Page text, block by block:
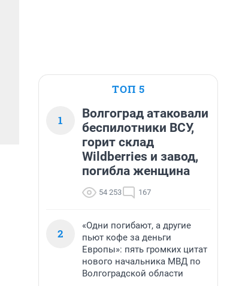
ТОП 5
1
Волгоград атаковали
беспилотники ВСУ,
горит склад
Wildberries и завод,
погибла женщина
54 253 167
2
«Одни погибают, а другие
пьют кофе за деньги
Европы»: пять громких цитат
нового начальника МВД по
Волгоградской области